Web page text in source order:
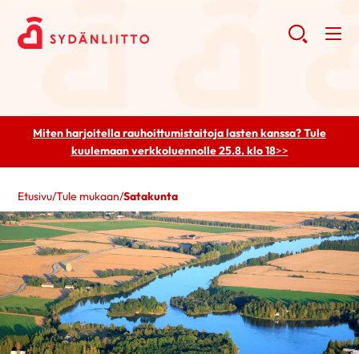
Miten harjoitella rauhoittumistaitoja lasten kanssa? Tule
kuulemaanverkkoluennolle 25.8. klo 18>>
Etusivu/Tule mukaan/Satakunta